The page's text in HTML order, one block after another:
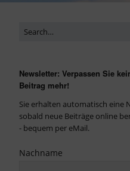
Newsletter: Verpassen Sie
Beitrag mehr!
Sie erhalten automatisch eine
sobald neue Beiträge online
- bequem per eMail.
Nachname